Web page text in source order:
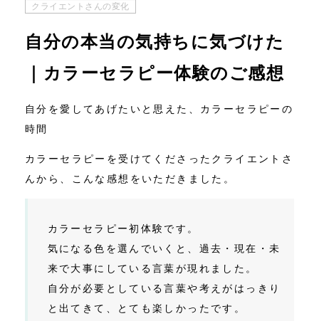
クライエントさんの変化
自分の本当の気持ちに気づけた
｜カラーセラピー体験のご感想
自分を愛してあげたいと思えた、カラーセラピーの
時間
カラーセラピーを受けてくださったクライエントさ
んから、こんな感想をいただきました。
カラーセラピー初体験です。
気になる色を選んでいくと、過去・現在・未
来で大事にしている言葉が現れました。
自分が必要としている言葉や考えがはっきり
と出てきて、とても楽しかったです。